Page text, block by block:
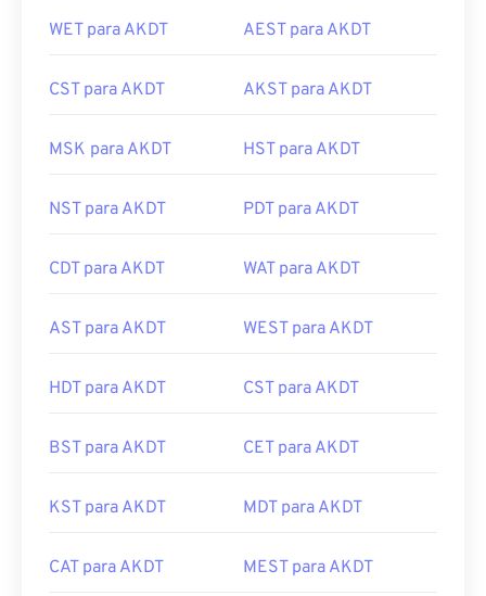
WET para AKDT AEST para AKDT
CST para AKDT AKST para AKDT
MSK para AKDT HST para AKDT
NST para AKDT PDT para AKDT
CDT para AKDT WAT para AKDT
AST para AKDT WEST para AKDT
HDT para AKDT CST para AKDT
BST para AKDT CET para AKDT
KST para AKDT MDT para AKDT
CAT para AKDT MEST para AKDT